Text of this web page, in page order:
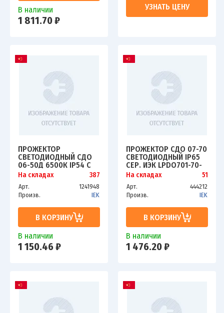
В наличии
1 811.70 ₽
УЗНАТЬ ЦЕНУ
ПРОЖЕКТОР
СВЕТОДИОДНЫЙ СДО
06-50Д 6500К IP54 С
ДД ЧЕРН. ИЭК
LPDO602-50-65-K02
На складах 387
Арт.
1241948
Произв.
IEK
В КОРЗИНУ
В наличии
1 150.46 ₽
ПРОЖЕКТОР СДО 07-70
СВЕТОДИОДНЫЙ IP65
СЕР. ИЭК LPDO701-70-
K03
На складах 51
Арт.
444212
Произв.
IEK
В КОРЗИНУ
В наличии
1 476.20 ₽